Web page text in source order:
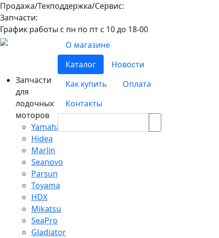
Продажа/Техподдержка/Сервис:
Запчасти:
График работы с пн по пт с 10 до 18-00
Запчасти
для
лодочных
моторов
Yamaha
Hidea
Marlin
Seanovo
Parsun
Toyama
HDX
Mikatsu
SeaPro
Gladiator
О магазине
Каталог
Новости
Как купить
Оплата
Контакты